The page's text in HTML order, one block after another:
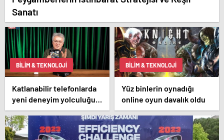
Sanatı
BILIM & TEKNOLOJI
Katlanabilir telefonlarda
yeni deneyim yolculuğu
başlasın!
BILIM & TEKNOLOJI
Yüz binlerin oynadığı
online oyun davalık oldu